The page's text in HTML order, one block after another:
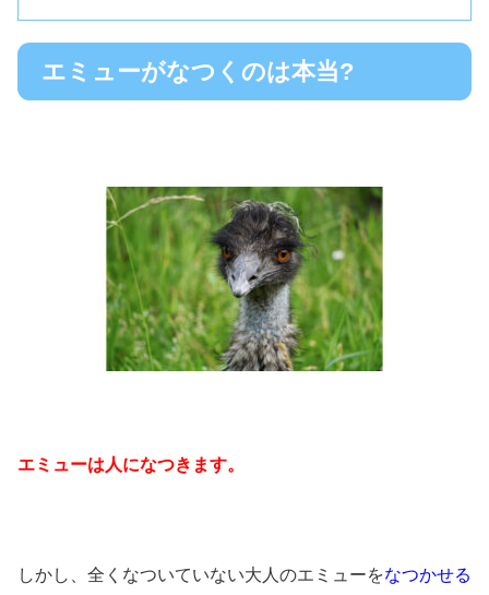
エミューがなつくのは本当?
エミューは人になつきます。
しかし、全くなついていない大人のエミューをなつかせる